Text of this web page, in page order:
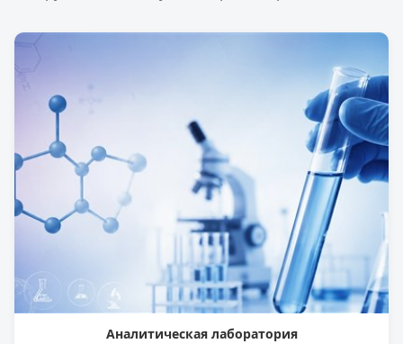
Аналитическая лаборатория